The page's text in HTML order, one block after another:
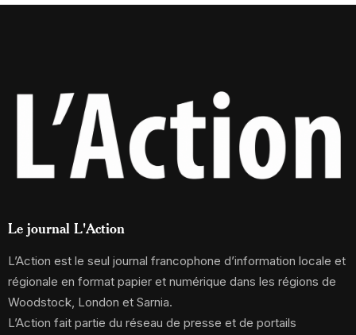
Le journal L'Action
L’Action est le seul journal francophone d’information locale et
régionale en format papier et numérique dans les régions de
Woodstock, London et Sarnia.
L’Action fait partie du réseau de presse et de portails